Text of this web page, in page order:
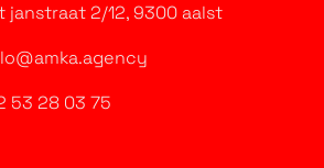
janstraat 2/12, 9300 aalst
53 28 03 75